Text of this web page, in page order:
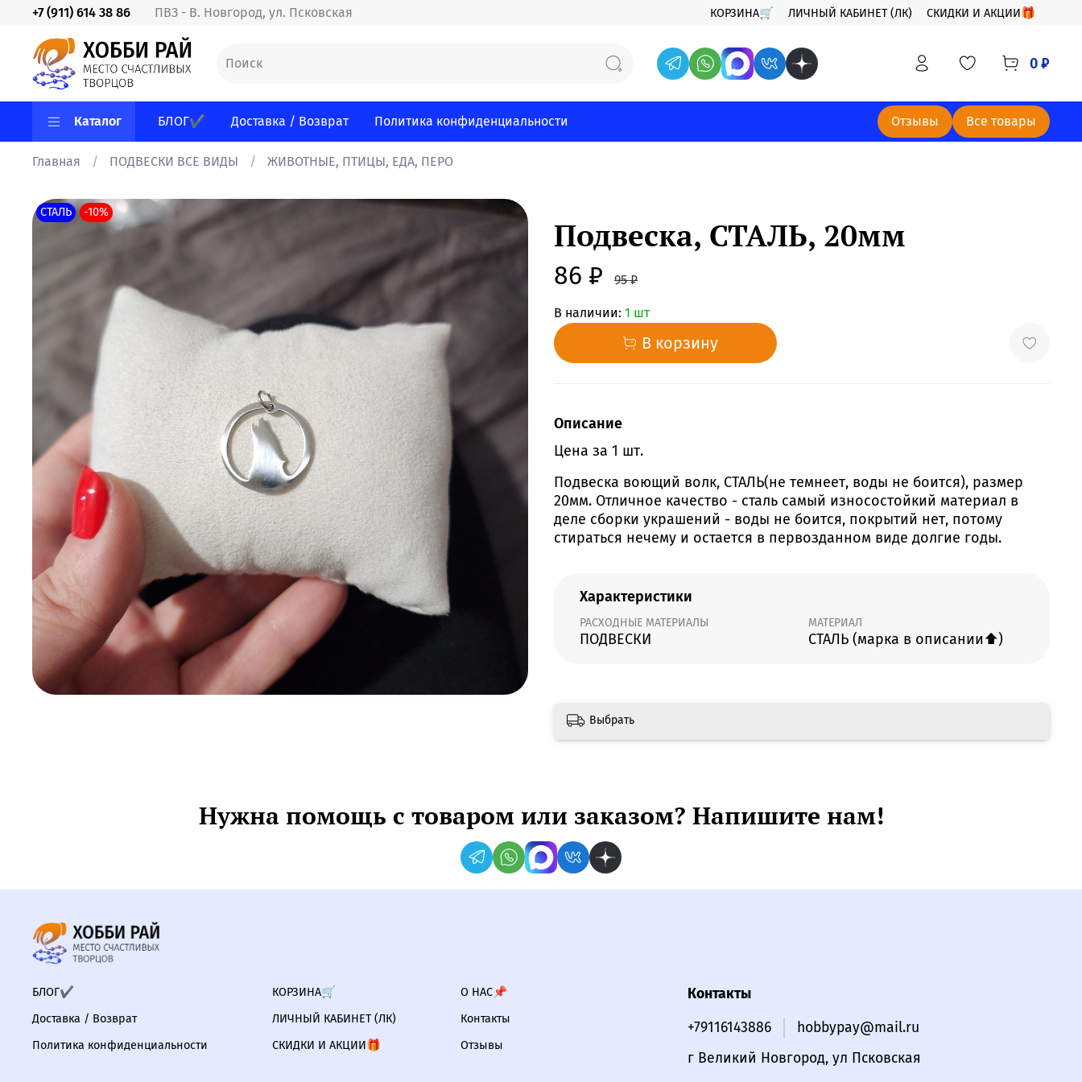
КОРЗИНА🛒 ЛИЧНЫЙ КАБИНЕТ (ЛК) СКИДКИ И АКЦИИ🎁
ПВЗ - В. Новгород, ул. Псковская
+7 (911) 614 38 86
0 ₽
Каталог БЛОГ✔ Доставка / Возврат Политика конфиденциальности Отзывы Все товары
Главная ПОДВЕСКИ ВСЕ ВИДЫ ЖИВОТНЫЕ, ПТИЦЫ, ЕДА, ПЕРО
СТАЛЬ -10%
Подвеска, СТАЛЬ, 20мм
86 ₽ 95 ₽
В наличии: 1 шт
В корзину
Описание
Цена за 1 шт.
Подвеска воющий волк, СТАЛЬ(не темнеет, воды не боится), размер
20мм. Отличное качество - сталь самый износостойкий материал в
деле сборки украшений - воды не боится, покрытий нет, потому
стираться нечему и остается в первозданном виде долгие годы.
Характеристики
РАСХОДНЫЕ МАТЕРИАЛЫ
ПОДВЕСКИ
МАТЕРИАЛ
СТАЛЬ (марка в описании⬆️)
Выбрать
Нужна помощь с товаром или заказом? Напишите нам!
БЛОГ✔
Доставка / Возврат
Политика конфиденциальности
КОРЗИНА🛒
ЛИЧНЫЙ КАБИНЕТ (ЛК)
СКИДКИ И АКЦИИ🎁
О НАС📌
Контакты
Отзывы
Контакты
+79116143886
hobbypay@mail.ru
г Великий Новгород, ул Псковская